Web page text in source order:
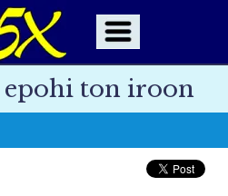
epohi ton iroon